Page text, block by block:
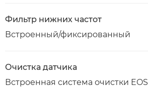
Фильтр нижних частот
Встроенный/фиксированный
Очистка датчика
Встроенная система очистки EOS